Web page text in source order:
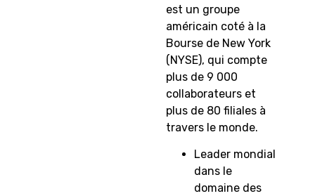
est un groupe
américain coté à la
Bourse de New York
(NYSE), qui compte
plus de 9 000
collaborateurs et
plus de 80 filiales à
travers le monde.
Leader mondial
dans le
domaine des